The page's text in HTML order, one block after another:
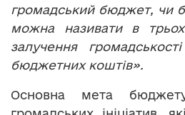
громадський бюджет, чи
можна називати в
залучення
бюджетних коштів».
Основна мета